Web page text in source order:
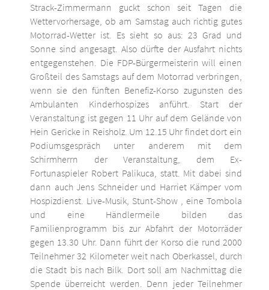
Strack-Zimmermann guckt schon seit Tagen die
Wettervorhersage, ob am Samstag auch richtig gutes
Motorrad-Wetter ist. Es sieht so aus: 23 Grad und
Sonne sind angesagt. Also dürfte der Ausfahrt nichts
entgegenstehen. Die FDP-Bürgermeisterin will einen
Großteil des Samstags auf dem Motorrad verbringen,
wenn sie den fünften Benefiz-Korso zugunsten des
Ambulanten Kinderhospizes anführt. Start der
Veranstaltung ist gegen 11 Uhr auf dem Gelände von
Hein Gericke in Reisholz. Um 12.15 Uhr findet dort ein
Podiumsgespräch unter anderem mit dem
Schirmherrn der Veranstaltung, dem Ex-
Fortunaspieler Robert Palikuca, statt. Mit dabei sind
dann auch Jens Schneider und Harriet Kämper vom
Hospizdienst. Live-Musik, Stunt-Show , eine Tombola
und eine Händlermeile bilden das
Familienprogramm bis zur Abfahrt der Motorräder
gegen 13.30 Uhr. Dann führt der Korso die rund 2000
Teilnehmer 32 Kilometer weit nach Oberkassel, durch
die Stadt bis nach Bilk. Dort soll am Nachmittag die
Spende überreicht werden. Denn jeder Teilnehmer